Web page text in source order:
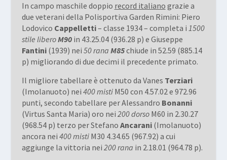
In campo maschile doppio record italiano grazie a
due veterani della Polisportiva Garden Rimini: Piero
Lodovico Cappelletti– classe 1934 – completa i 1500
stile liberoM90in 43.25.04 (936.28 p) e Giuseppe
Fantini(1939) nei 50 rana M85chiude in 52.59 (885.14
p) migliorando di due decimi il precedente primato.
Il migliore tabellare è ottenuto da Vanes Terziari
(Imolanuoto) nei 400 mistiM50 con 4.57.02 e 972.96
punti, secondo tabellare per Alessandro Bonanni
(Virtus Santa Maria) oro nei 200 dorsoM60 in 2.30.27
(968.54 p) terzo per Stefano Ancarani(Imolanuoto)
ancora nei 400 mistiM30 4.34.65 (967.92) a cui
aggiunge la vittoria nei 200 rana in 2.18.01 (964.78 p).